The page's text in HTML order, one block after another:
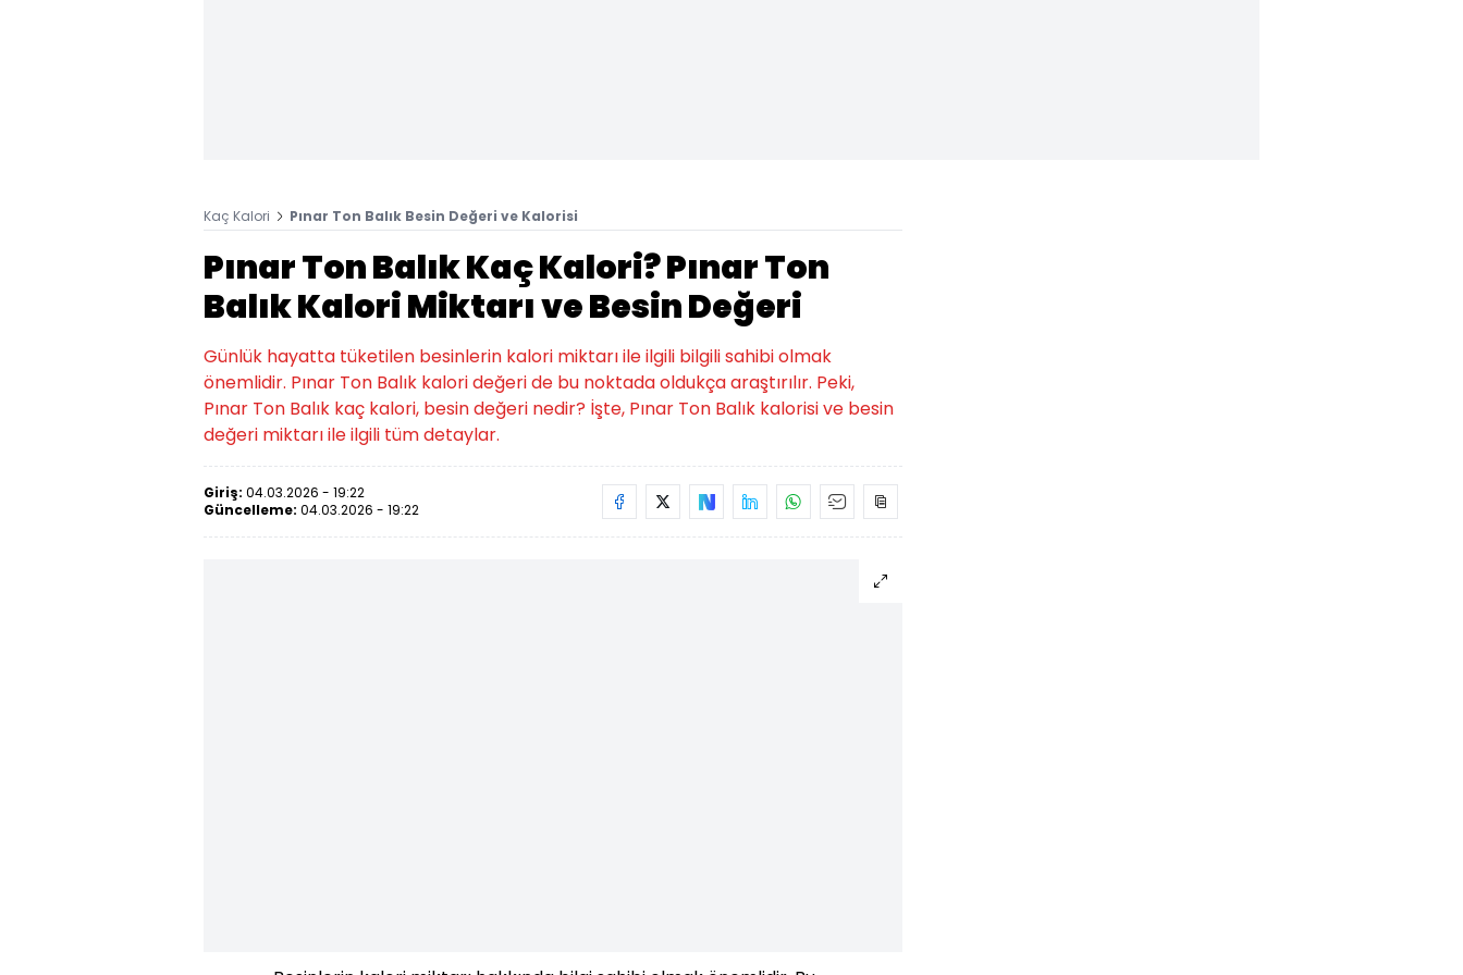
Kaç Kalori Pınar Ton Balık Besin Değeri ve Kalorisi
Pınar Ton Balık Kaç Kalori? Pınar Ton
Balık Kalori Miktarı ve Besin Değeri
Günlük hayatta tüketilen besinlerin kalori miktarı ile ilgili bilgili sahibi olmak
önemlidir. Pınar Ton Balık kalori değeri de bu noktada oldukça araştırılır. Peki,
Pınar Ton Balık kaç kalori, besin değeri nedir? İşte, Pınar Ton Balık kalorisi ve besin
değeri miktarı ile ilgili tüm detaylar.
Giriş: 04.03.2026 - 19:22
Güncelleme: 04.03.2026 - 19:22